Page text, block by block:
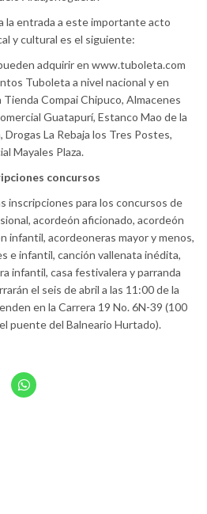
la entrada a este importante acto
y cultural es el siguiente:
adquirir en www.tuboleta.com
Tuboleta a nivel nacional y en
Tienda Compai Chipuco, Almacenes
Guatapurí, Estanco Mao de la
Drogas La Rebaja los Tres Postes,
Mayales Plaza.
concursos
inscripciones para los concursos de
acordeón aficionado, acordeón
infantil, acordeoneras mayor y menos,
e infantil, canción vallenata inédita,
infantil, casa festivalera y parranda
el seis de abril a las 11:00 de la
en la Carrera 19 No. 6N-39 (100
puente del Balneario Hurtado).